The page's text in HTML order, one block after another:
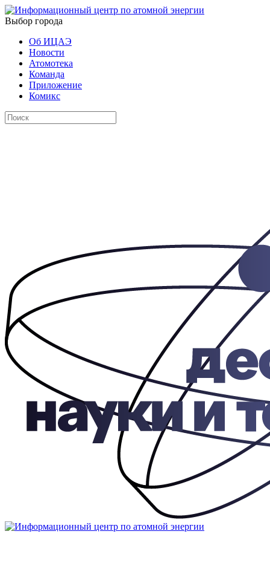
Выбор города
Об ИЦАЭ
Новости
Атомотека
Команда
Приложение
Комикс